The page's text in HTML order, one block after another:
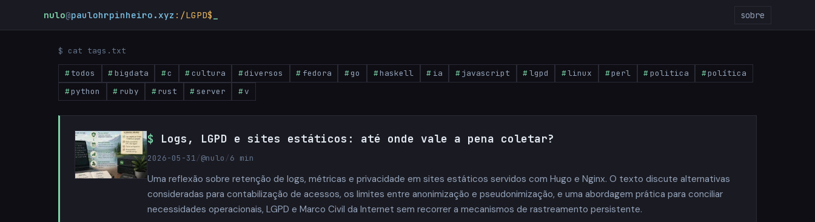
nulo@paulohrpinheiro.xyz :/LGPD$ sobre
$ cat tags.txt
todos bigdata c cultura diversos fedora go haskell ia javascript lgpd linux perl politica
política
python
ruby rust server v
Logs, LGPD e sites estáticos: até onde vale a pena coletar?
2026-05-31/@nulo /6 min
Uma reflexão sobre retenção de logs, métricas e privacidade em sites estáticos servidos com Hugo e Nginx. O texto discute alternativas
consideradas para contabilização de acessos, os limites entre anonimização e pseudonimização, e uma abordagem prática para conciliar
necessidades operacionais, LGPD e Marco Civil da Internet sem recorrer a mecanismos de rastreamento persistente.